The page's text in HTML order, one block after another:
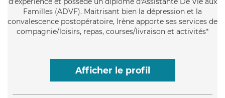
Familles (ADVF). Maitrisant bien la dépression et la
convalescence postopératoire, Irène apporte ses services de
compagnie/loisirs, repas, courses/livraison et activités*
Afficher le profil